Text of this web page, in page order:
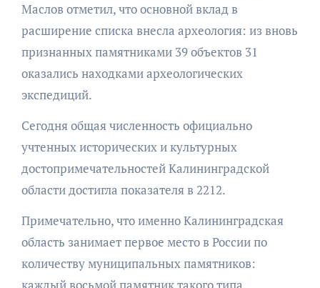
Маслов отметил, что основной вклад в
расширение списка внесла археология: из вновь
признанных памятниками 39 объектов 31
оказались находками археологических
экспедиций.
Сегодня общая численность официально
учтенных исторических и культурных
достопримечательностей Калининградской
области достигла показателя в 2212.
Примечательно, что именно Калининградская
область занимает первое место в России по
количеству муниципальных памятников: